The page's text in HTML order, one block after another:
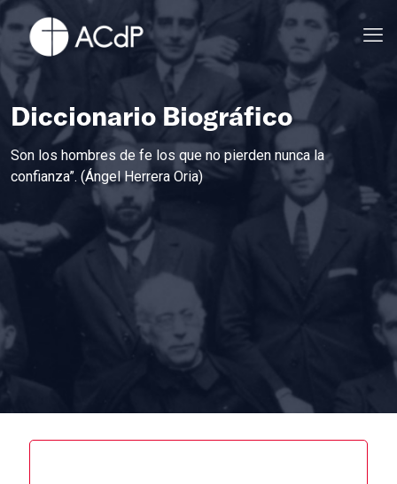
Diccionario Biográfico
Son los hombres de fe los que no pierden nunca la
confianza”. (Ángel Herrera Oria)